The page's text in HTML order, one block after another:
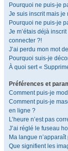
Pourquoi ne puis-je
Je suis inscrit mais je
Pourquoi ne puis-je
Je m’étais déjà
connecter ?!
J’ai perdu mon mot
Pourquoi suis-je
À quoi sert «
Préférences et
Comment puis-je
Comment puis-je
en ligne ?
L’heure n’est pas
J’ai réglé le fuseau
Ma langue
Que signifient les